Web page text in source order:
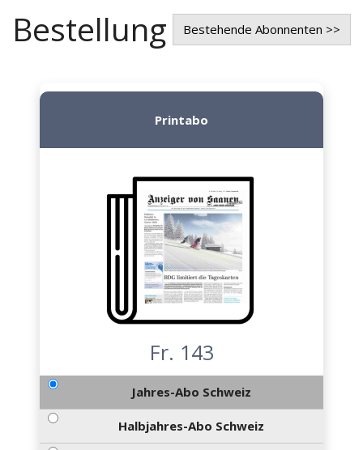
Bestellung Bestehende Abonnenten >>
Printabo
Fr. 143
Jahres-Abo Schweiz
Halbjahres-Abo Schweiz